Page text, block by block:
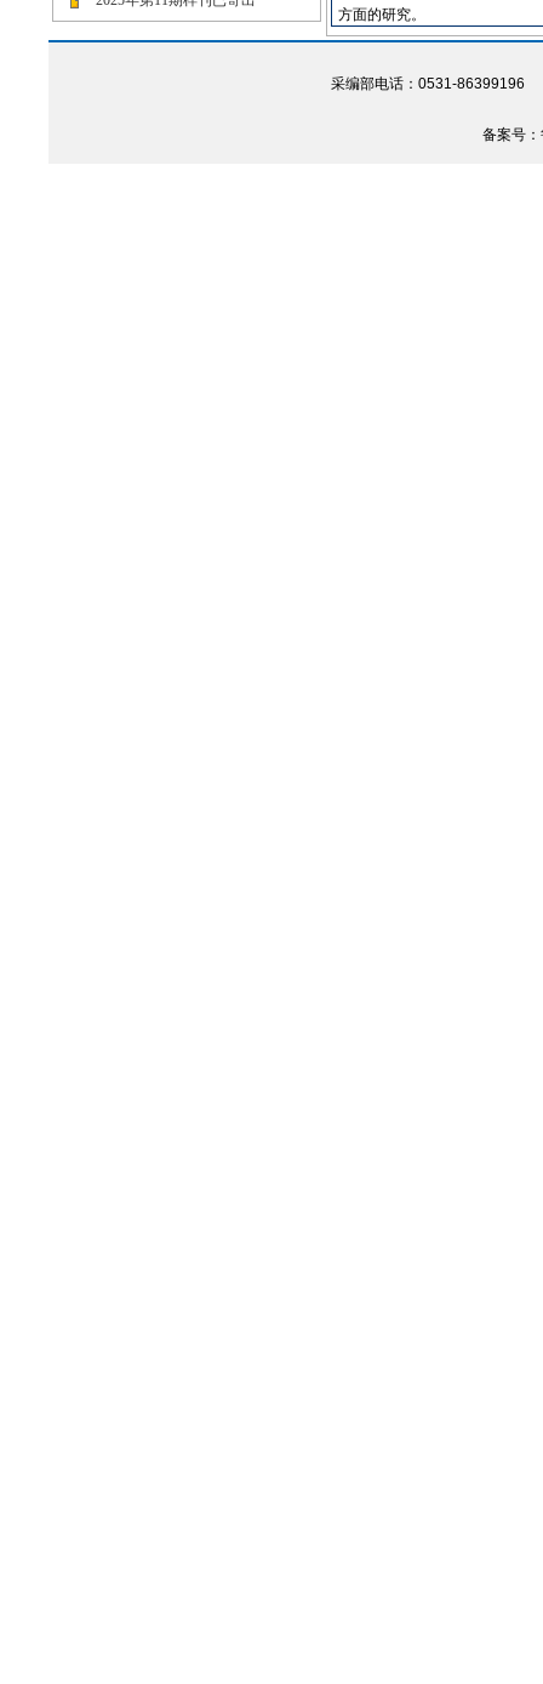
方面的研究。
采编部电话：0531-
备案号